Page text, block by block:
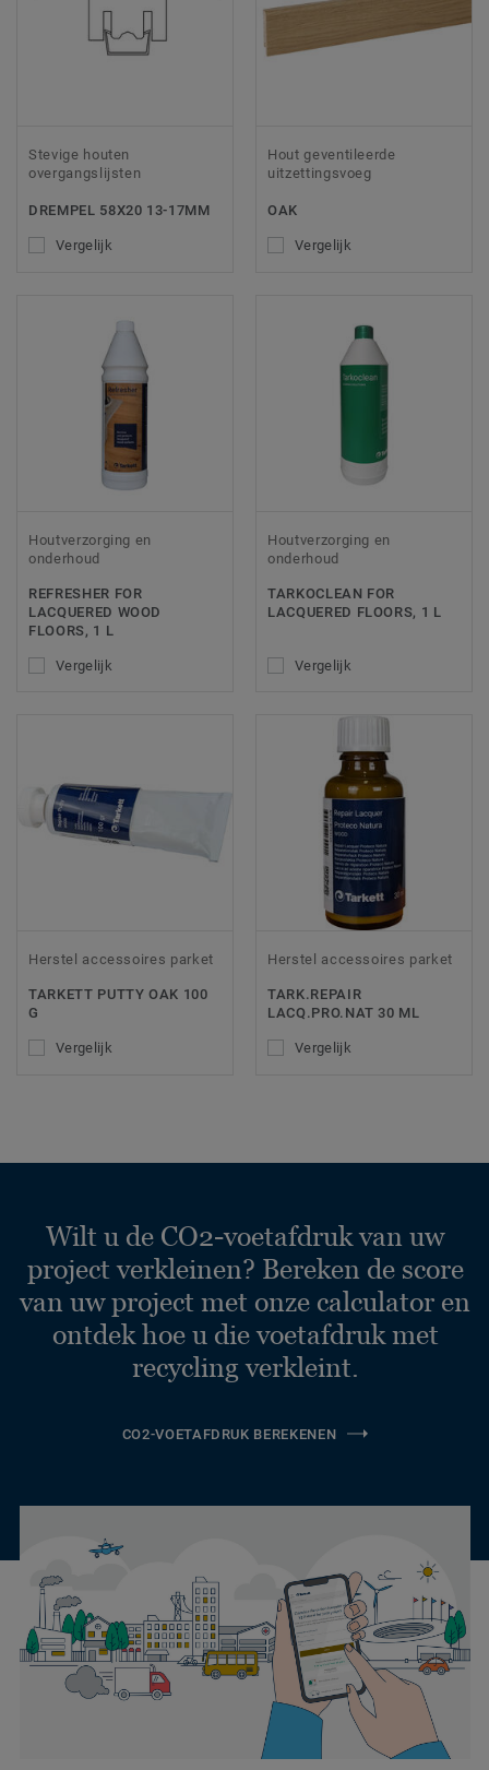
Stevige houten
overgangslijsten
DREMPEL 58X20 13-17MM
Vergelijk
Hout geventileerde
uitzettingsvoeg
OAK
Vergelijk
Houtverzorging en
onderhoud
REFRESHER FOR
LACQUERED WOOD
FLOORS, 1 L
Vergelijk
Houtverzorging en
onderhoud
TARKOCLEAN FOR
LACQUERED FLOORS, 1 L
Vergelijk
Herstel accessoires parket
TARKETT PUTTY OAK 100
G
Vergelijk
Herstel accessoires parket
TARK.REPAIR
LACQ.PRO.NAT 30 ML
Vergelijk
Wilt u de CO2-voetafdruk van uw
project verkleinen? Bereken de score
van uw project met onze calculator en
ontdek hoe u die voetafdruk met
recycling verkleint.
CO2-VOETAFDRUK BEREKENEN